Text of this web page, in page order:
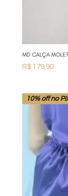
MD CALÇA
R$179,90
10% off no